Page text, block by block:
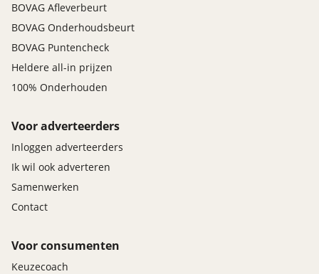
BOVAG Afleverbeurt
BOVAG Onderhoudsbeurt
BOVAG Puntencheck
Heldere all-in prijzen
100% Onderhouden
Voor adverteerders
Inloggen adverteerders
Ik wil ook adverteren
Samenwerken
Contact
Voor consumenten
Keuzecoach